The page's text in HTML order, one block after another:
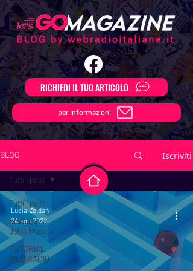
RICHIEDI IL TUO ARTICOLO
per Informazioni
BLOG Iscriviti
Tutti i post
la storia
della Musica
TUTORIAL
WEB RADIO
Tutti i post
Lucia Zoldan
24 ago 2022